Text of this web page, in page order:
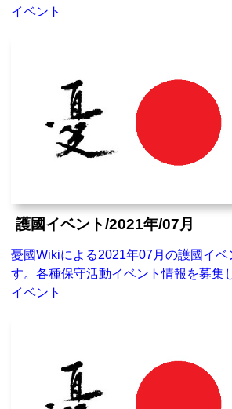
イベント
護國イベント/2021年/07月
憂國Wikiによる2021年07月の護國イ
す。各種保守活動イベント情報を募集
イベント